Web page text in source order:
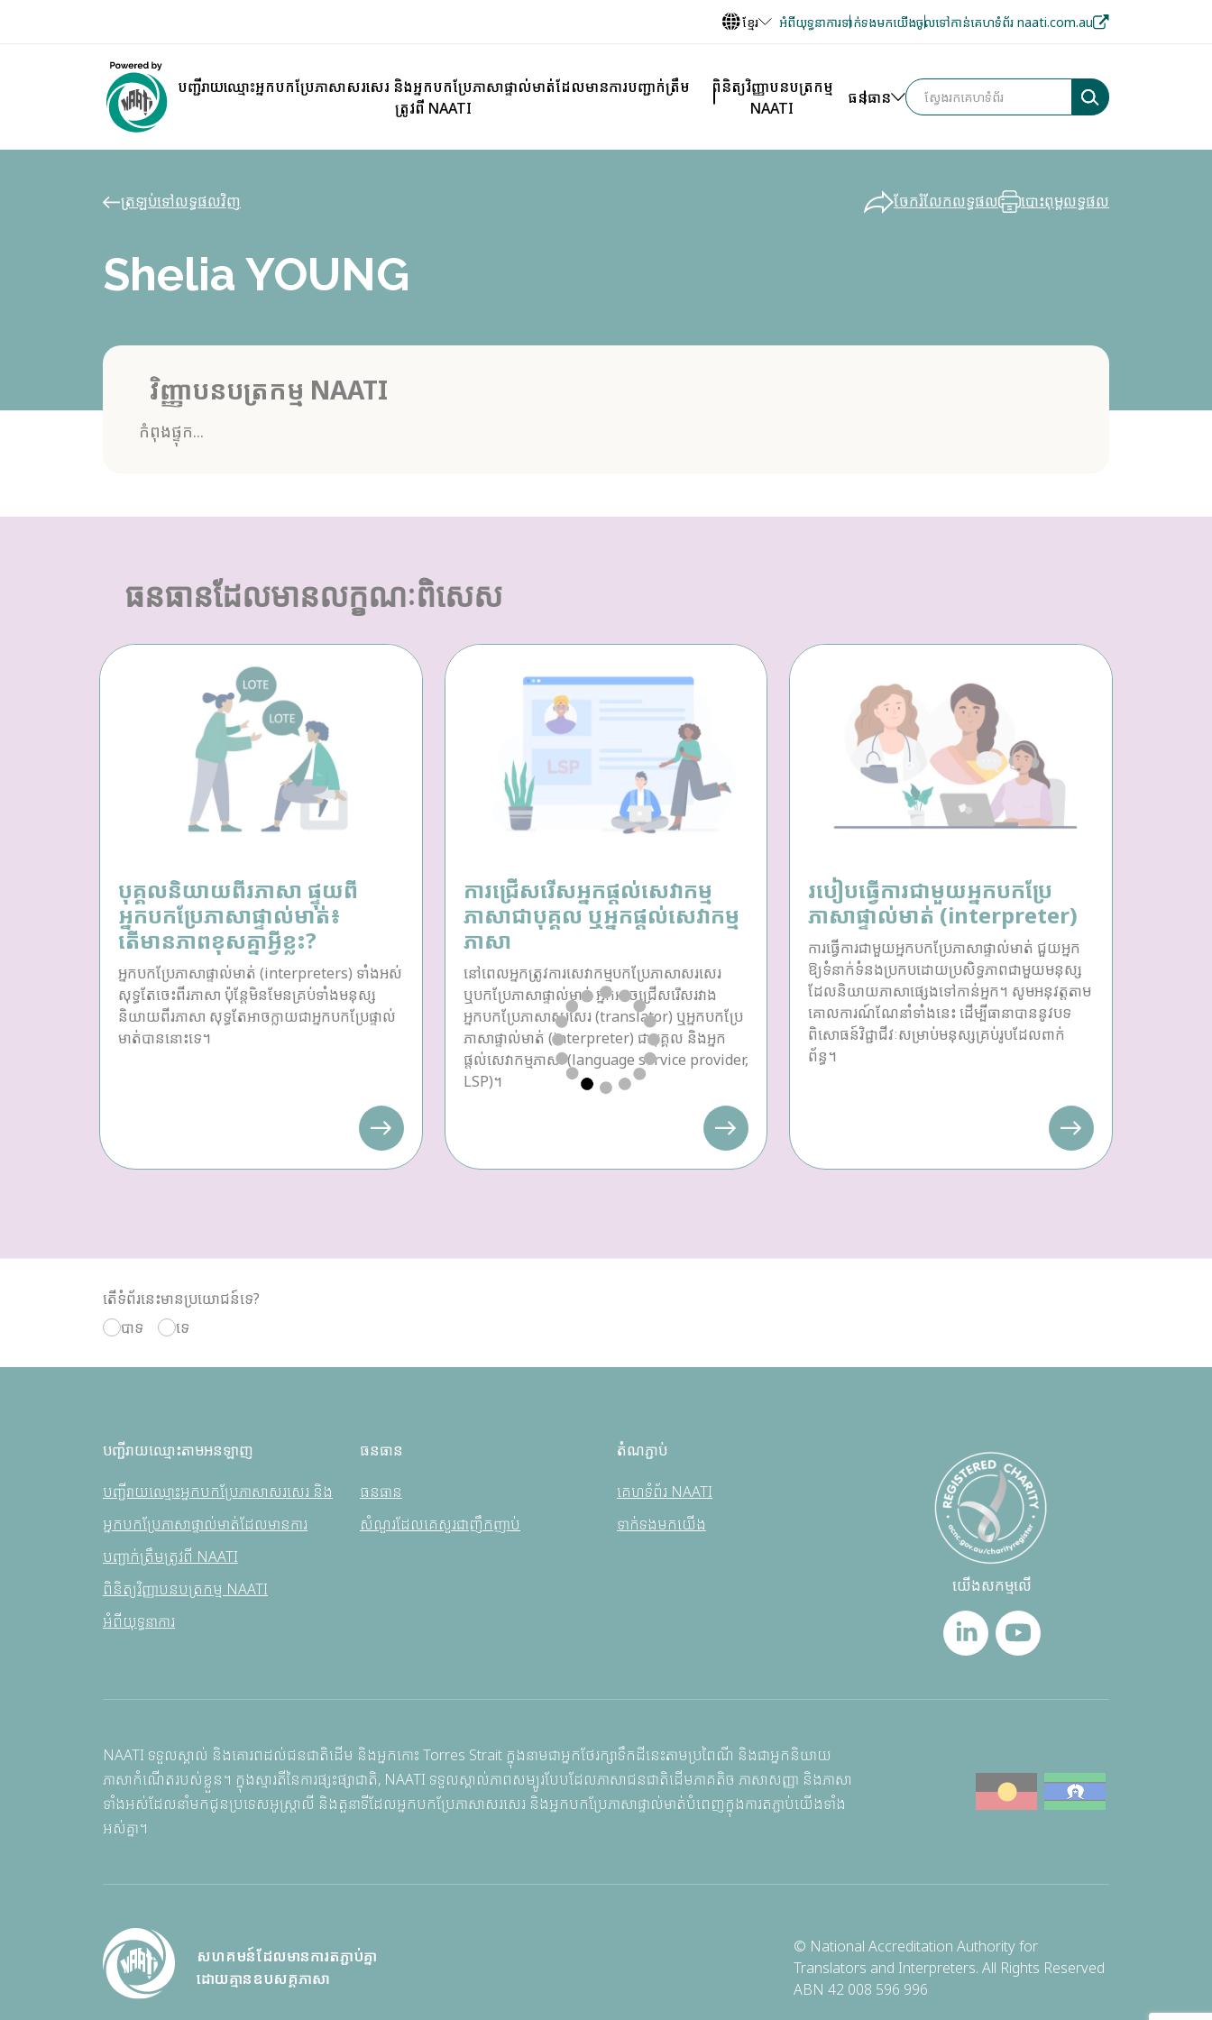
ខ្មែរ អំពីយុទ្ធនាការទាក់ទងមកយើងចូលទៅកាន់គេហទំព័រ naati.com.au
បញ្ជីរាយឈ្មោះអ្នកបកប្រែភាសាសរសេរ និងអ្នកបកប្រែភាសាផ្ទាល់មាត់ដែលមានការបញ្ជាក់ត្រឹម
ត្រូវពី NAATI
ពិនិត្យវិញ្ញាបនបត្រកម្ម
NAATI
ធនធាន
ត្រឡប់ទៅលទ្ធផលវិញ ចែករំលែកលទ្ធផល បោះពុម្ពលទ្ធផល
Shelia YOUNG
វិញ្ញាបនបត្រកម្ម NAATI
កំពុងផ្ទុក...
ធនធានដែលមានលក្ខណៈពិសេស
បុគ្គលនិយាយពីរភាសា ផ្ទុយពី
អ្នកបកប្រែភាសាផ្ទាល់មាត់៖
តើមានភាពខុសគ្នាអ្វីខ្លះ?
អ្នកបកប្រែភាសាផ្ទាល់មាត់ (interpreters) ទាំងអស់
សុទ្ធតែចេះពីរភាសា ប៉ុន្តែមិនមែនគ្រប់ទាំងមនុស្ស
និយាយពីរភាសា សុទ្ធតែអាចក្លាយជាអ្នកបកប្រែផ្ទាល់
មាត់បាននោះទេ។
ការជ្រើសរើសអ្នកផ្តល់សេវាកម្ម
ភាសាជាបុគ្គល ឬអ្នកផ្តល់សេវាកម្ម
ភាសា
នៅពេលអ្នកត្រូវការសេវាកម្មបកប្រែភាសាសរសេរ
ឬបកប្រែភាសាផ្ទាល់មាត់ អ្នកអាចជ្រើសរើសរវាង
អ្នកបកប្រែភាសាសរសេរ (translator) ឬអ្នកបកប្រែ
ភាសាផ្ទាល់មាត់ (interpreter) ជាបុគ្គល និងអ្នក
ផ្តល់សេវាកម្មភាសា (language service provider,
LSP)។
របៀបធ្វើការជាមួយអ្នកបកប្រែ
ភាសាផ្ទាល់មាត់ (interpreter)
ការធ្វើការជាមួយអ្នកបកប្រែភាសាផ្ទាល់មាត់ ជួយអ្នក
ឱ្យទំនាក់ទំនងប្រកបដោយប្រសិទ្ធភាពជាមួយមនុស្ស
ដែលនិយាយភាសាផ្សេងទៅកាន់អ្នក។ សូមអនុវត្តតាម
គោលការណ៍ណែនាំទាំងនេះ ដើម្បីធានាបាននូវបទ
ពិសោធន៍វិជ្ជាជីវៈសម្រាប់មនុស្សគ្រប់រូបដែលពាក់
ព័ន្ធ។
តើទំព័រនេះមានប្រយោជន៍ទេ?
បាទ
ទេ
បញ្ជីរាយឈ្មោះតាមអនឡាញ
បញ្ជីរាយឈ្មោះអ្នកបកប្រែភាសាសរសេរ និង
អ្នកបកប្រែភាសាផ្ទាល់មាត់ដែលមានការ
បញ្ជាក់ត្រឹមត្រូវពី NAATI
ពិនិត្យវិញ្ញាបនបត្រកម្ម NAATI
អំពីយុទ្ធនាការ
ធនធាន
ធនធាន
សំណួរដែលគេសួរជាញឹកញាប់
តំណភ្ជាប់
គេហទំព័រ NAATI
ទាក់ទងមកយើង
យើងសកម្មលើ
NAATI ទទួលស្គាល់ និងគោរពដល់ជនជាតិដើម និងអ្នកកោះ Torres Strait ក្នុងនាមជាអ្នកថែរក្សាទឹកដីនេះតាមប្រពៃណី និងជាអ្នកនិយាយ
ភាសាកំណើតរបស់ខ្លួន។ ក្នុងស្មារតីនៃការផ្សះផ្សាជាតិ, NAATI ទទួលស្គាល់ភាពសម្បូរបែបដែលភាសាជនជាតិដើមភាគតិច ភាសាសញ្ញា និងភាសា
ទាំងអស់ដែលនាំមកជូនប្រទេសអូស្ត្រាលី និងតួនាទីដែលអ្នកបកប្រែភាសាសរសេរ និងអ្នកបកប្រែភាសាផ្ទាល់មាត់បំពេញក្នុងការតភ្ជាប់យើងទាំង
អស់គ្នា។
សហគមន៍ដែលមានការតភ្ជាប់គ្នា
ដោយគ្មានឧបសគ្គភាសា
© National Accreditation Authority for
Translators and Interpreters. All Rights Reserved
ABN 42 008 596 996